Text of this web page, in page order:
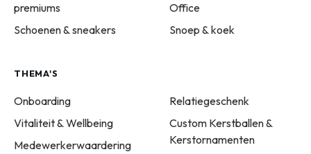
premiums
Schoenen & sneakers
Office
Snoep & koek
THEMA'S
Onboarding
Vitaliteit & Wellbeing
Medewerkerwaardering
Relatiegeschenk
Custom Kerstballen &
Kerstornamenten